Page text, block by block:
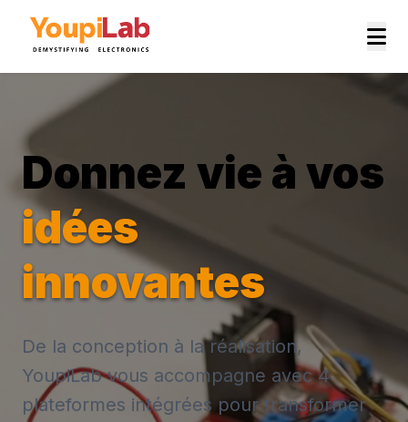
Donnez vie à vos
idées
innovantes
De la conception à la réalisation,
YoupiLab vous accompagne avec 4
plateformes intégrées pour transformer